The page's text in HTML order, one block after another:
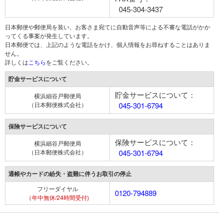
045-304-3437
日本郵便や郵便局を装い、お客さま宛てに自動音声等による不審な電話がかか
ってくる事案が発生しています。
日本郵便では、上記のような電話をかけ、個人情報をお尋ねすることはありま
せん。
詳しくは こちらをご覧ください。
貯金サービスについて
横浜細谷戸郵便局
（日本郵便株式会社）
貯金サービスについて：
045-301-6794
保険サービスについて
横浜細谷戸郵便局
（日本郵便株式会社）
保険サービスについて：
045-301-6794
通帳やカードの紛失・盗難に伴うお取引の停止
フリーダイヤル
（年中無休/24時間受付)
0120-794889